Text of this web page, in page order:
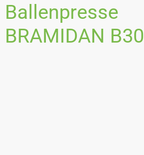
Ballenpresse
BRAMIDAN B30